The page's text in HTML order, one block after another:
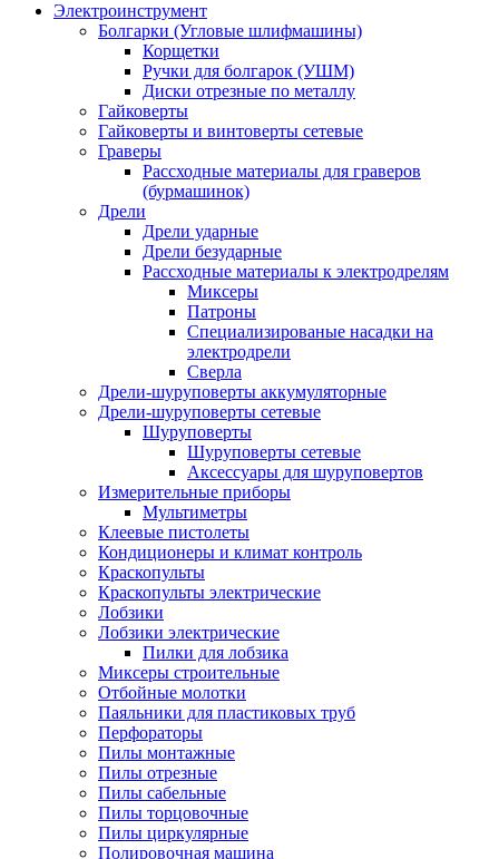
Электроинструмент
Болгарки (Угловые шлифмашины)
Корщетки
Ручки для болгарок (УШМ)
Диски отрезные по металлу
Гайковерты
Гайковерты и винтоверты сетевые
Граверы
Рассходные материалы для граверов
(бурмашинок)
Дрели
Дрели ударные
Дрели безударные
Рассходные материалы к электродрелям
Миксеры
Патроны
Специализированые насадки на
электродрели
Сверла
Дрели-шуруповерты аккумуляторные
Дрели-шуруповерты сетевые
Шуруповерты
Шуруповерты сетевые
Аксессуары для шуруповертов
Измерительные приборы
Мультиметры
Клеевые пистолеты
Кондиционеры и климат контроль
Краскопульты
Краскопульты электрические
Лобзики
Лобзики электрические
Пилки для лобзика
Миксеры строительные
Отбойные молотки
Паяльники для пластиковых труб
Перфораторы
Пилы монтажные
Пилы отрезные
Пилы сабельные
Пилы торцовочные
Пилы циркулярные
Полировочная машина